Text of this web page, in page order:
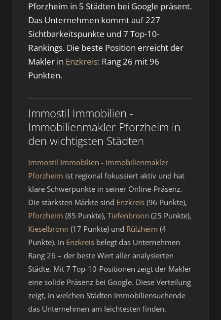
Pforzheim in 5 Städten bei Google präsent.
Das Unternehmen kommt auf 227
Sichtbarkeitspunkte und 7 Top-10-
Rankings. Die beste Position erreicht der
Makler in Enzkreis: Rang 26 mit 96
Punkten.
Immostil Immobilien -
Immobilienmakler Pforzheim in
den wichtigsten Städten
Immostil Immobilien - Immobilienmakler
Pforzheim ist regional fokussiert aktiv und hat
klare Schwerpunkte in seiner Online-Präsenz.
Die stärksten Märkte sind Enzkreis (96 Punkte),
Pforzheim (85 Punkte), Tiefenbronn (25 Punkte),
Kieselbronn (17 Punkte) und Rülzheim (4
Punkte). In Enzkreis belegt das Unternehmen
Rang 26 – der beste Wert aller analysierten
Städte. Mit 7 Top-10-Positionen zeigt der Makler
eine solide Präsenz bei Google. Diese Verteilung
zeigt, in welchen Städten Immobiliensuchende
das Unternehmen am leichtesten finden.